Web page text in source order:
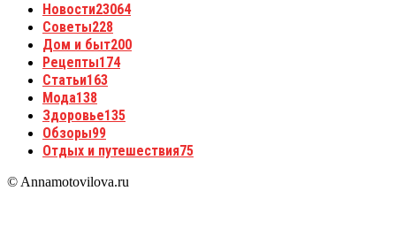
Новости23064
Советы228
Дом и быт200
Рецепты174
Статьи163
Мода138
Здоровье135
Обзоры99
Отдых и путешествия75
© Annamotovilova.ru